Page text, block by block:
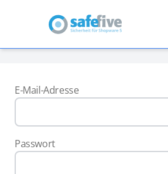
E-Mail-Adresse
Passwort